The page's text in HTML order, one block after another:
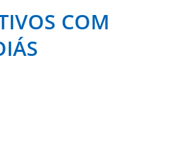
COM